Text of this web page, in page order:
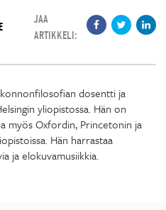
JAA
ARTIKKELI:
dosentti ja
yliopistossa. Hän on
myös Oxfordin, Princetonin ja
Hän harrastaa
ja elokuvamusiikkia.